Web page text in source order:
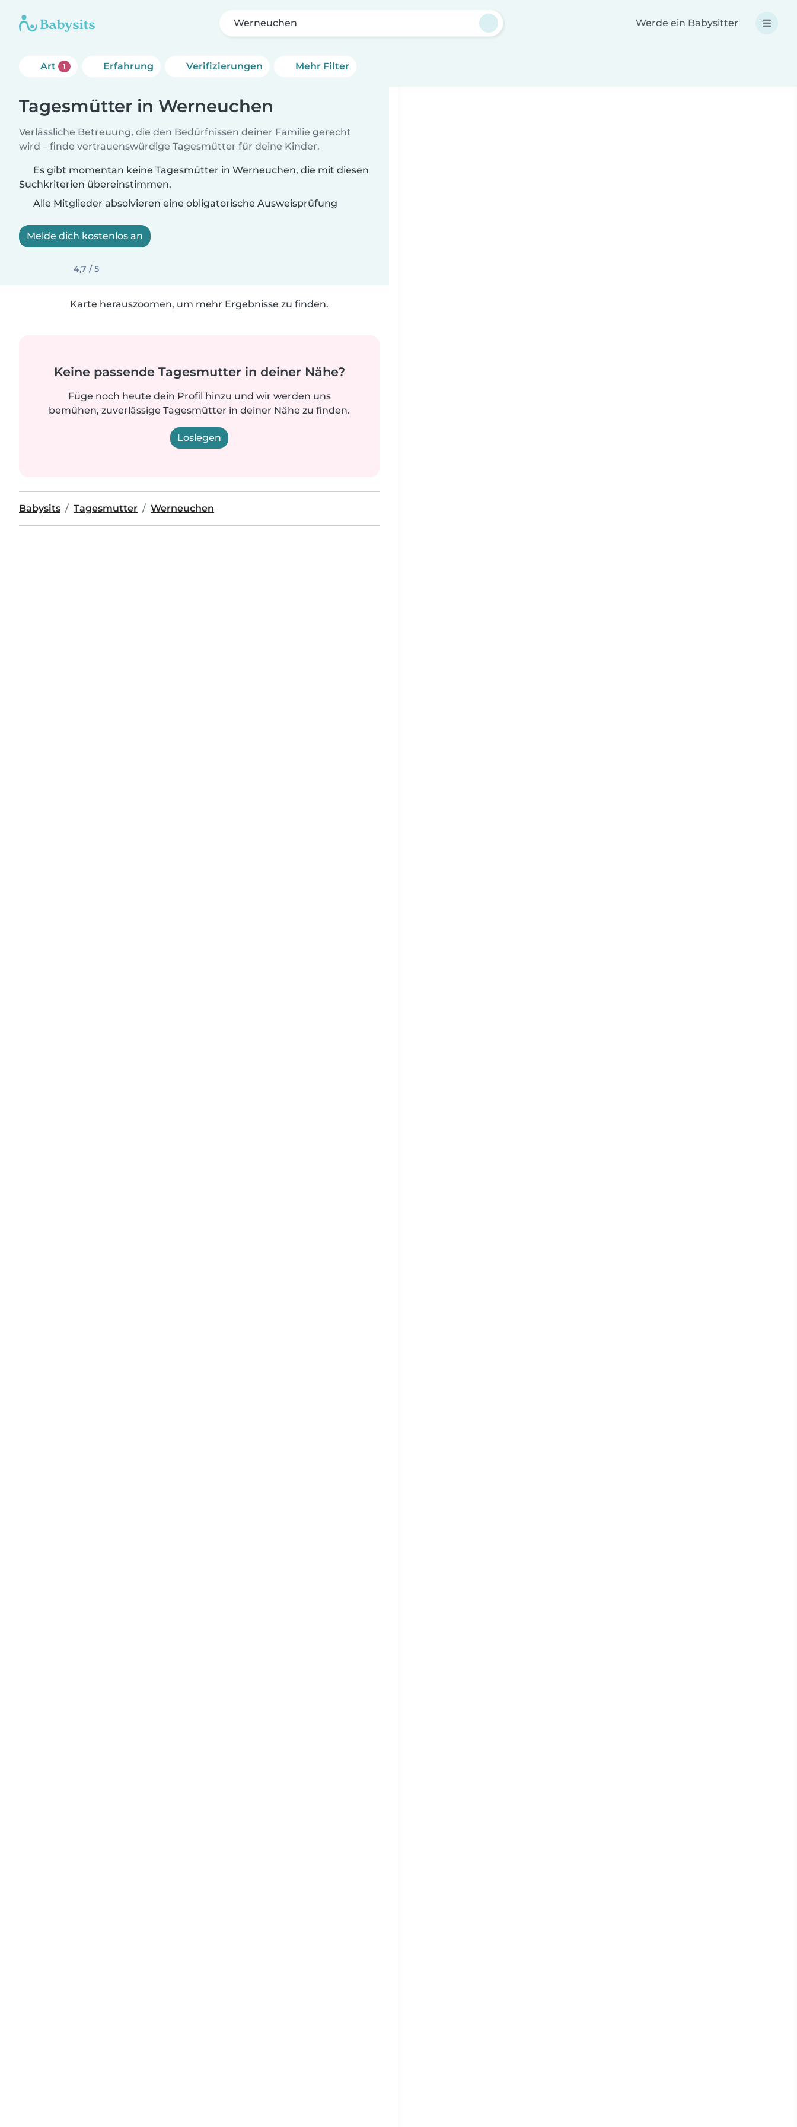
Werneuchen Werde ein Babysitter
Art 1 Erfahrung Verifizierungen Mehr Filter
Tagesmütter in Werneuchen
Verlässliche Betreuung, die den Bedürfnissen deiner Familie gerecht
wird – finde vertrauenswürdige Tagesmütter für deine Kinder.
Es gibt momentan keine Tagesmütter in Werneuchen, die mit diesen
Suchkriterien übereinstimmen.
Alle Mitglieder absolvieren eine obligatorische Ausweisprüfung
Melde dich kostenlos an
4,7 / 5
Karte herauszoomen, um mehr Ergebnisse zu finden.
Keine passende Tagesmutter in deiner Nähe?
Füge noch heute dein Profil hinzu und wir werden uns
bemühen, zuverlässige Tagesmütter in deiner Nähe zu finden.
Loslegen
Babysits Tagesmutter Werneuchen